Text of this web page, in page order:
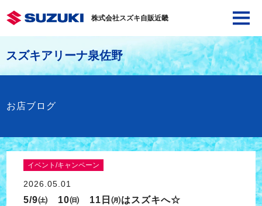
株式会社スズキ自販近畿
スズキアリーナ泉佐野
お店ブログ
イベント/キャンペーン
2026.05.01
5/9㈯ 10㈰ 11日㈪はスズキへ☆